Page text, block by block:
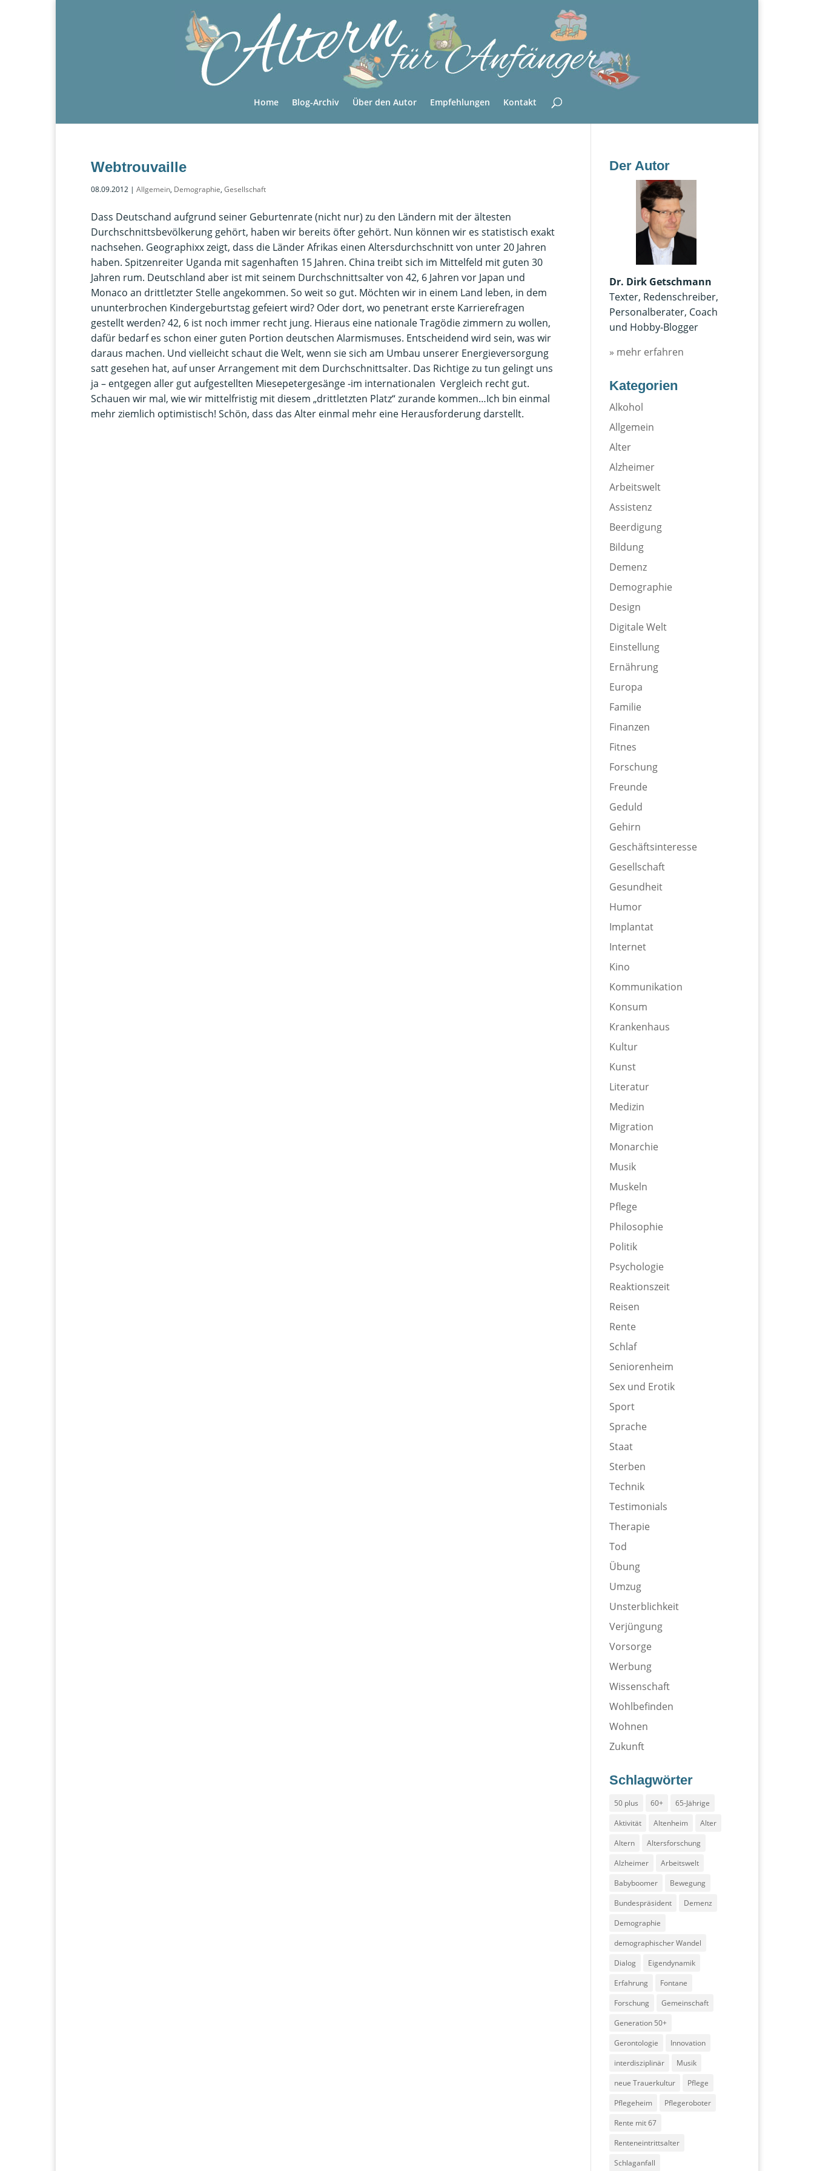
Home Blog-Archiv Über den Autor Empfehlungen Kontakt
Webtrouvaille
08.09.2012 | Allgemein, Demographie, Gesellschaft
Dass Deutschand aufgrund seiner Geburtenrate (nicht nur) zu den Ländern mit der ältesten
Durchschnittsbevölkerung gehört, haben wir bereits öfter gehört. Nun können wir es statistisch exakt
nachsehen. Geographixx zeigt, dass die Länder Afrikas einen Altersdurchschnitt von unter 20 Jahren
haben. Spitzenreiter Uganda mit sagenhaften 15 Jahren. China treibt sich im Mittelfeld mit guten 30
Jahren rum. Deutschland aber ist mit seinem Durchschnittsalter von 42, 6 Jahren vor Japan und
Monaco an drittletzter Stelle angekommen. So weit so gut. Möchten wir in einem Land leben, in dem
ununterbrochen Kindergeburtstag gefeiert wird? Oder dort, wo penetrant erste Karrierefragen
gestellt werden? 42, 6 ist noch immer recht jung. Hieraus eine nationale Tragödie zimmern zu wollen,
dafür bedarf es schon einer guten Portion deutschen Alarmismuses. Entscheidend wird sein, was wir
daraus machen. Und vielleicht schaut die Welt, wenn sie sich am Umbau unserer Energieversorgung
satt gesehen hat, auf unser Arrangement mit dem Durchschnittsalter. Das Richtige zu tun gelingt uns
ja – entgegen aller gut aufgestellten Miesepetergesänge -im internationalen Vergleich recht gut.
Schauen wir mal, wie wir mittelfristig mit diesem „drittletzten Platz“ zurande kommen…Ich bin einmal
mehr ziemlich optimistisch! Schön, dass das Alter einmal mehr eine Herausforderung darstellt.
Der Autor
Dr. Dirk Getschmann
Texter, Redenschreiber,
Personalberater, Coach
und Hobby-Blogger
» mehr erfahren
Kategorien
Alkohol
Allgemein
Alter
Alzheimer
Arbeitswelt
Assistenz
Beerdigung
Bildung
Demenz
Demographie
Design
Digitale Welt
Einstellung
Ernährung
Europa
Familie
Finanzen
Fitnes
Forschung
Freunde
Geduld
Gehirn
Geschäftsinteresse
Gesellschaft
Gesundheit
Humor
Implantat
Internet
Kino
Kommunikation
Konsum
Krankenhaus
Kultur
Kunst
Literatur
Medizin
Migration
Monarchie
Musik
Muskeln
Pflege
Philosophie
Politik
Psychologie
Reaktionszeit
Reisen
Rente
Schlaf
Seniorenheim
Sex und Erotik
Sport
Sprache
Staat
Sterben
Technik
Testimonials
Therapie
Tod
Übung
Umzug
Unsterblichkeit
Verjüngung
Vorsorge
Werbung
Wissenschaft
Wohlbefinden
Wohnen
Zukunft
Schlagwörter
50 plus 60+
65-Jährige
Aktivität
Altenheim
Alter
Altern
Altersforschung
Alzheimer
Arbeitswelt
Babyboomer
Bewegung
Bundespräsident
Demenz
Demographie
demographischer Wandel
Dialog
Eigendynamik
Erfahrung
Fontane
Forschung
Gemeinschaft
Generation 50+
Gerontologie
Innovation
interdisziplinär
Musik
neue Trauerkultur
Pflege
Pflegeheim
Pflegeroboter
Rente mit 67
Renteneintrittsalter
Schlaganfall